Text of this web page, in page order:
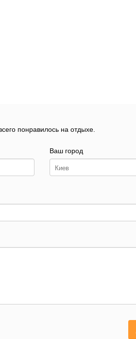
понравилось на отдыхе.
Ваш город